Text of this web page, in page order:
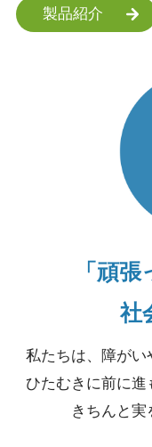
製品紹介
「頑
社
私たちは、障がい
ひたむきに前に進
きちんと実